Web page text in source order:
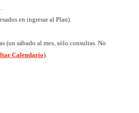
en ingresar al Plan).
(un sábado al mes, sólo consultas. No
Calendario).